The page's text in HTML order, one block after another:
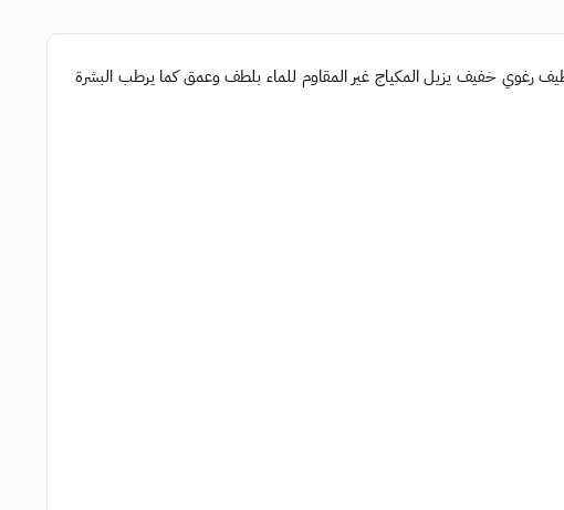
رغوي خفيف يزيل المكياج غير المقاوم للماء بلطف وعمق كما يرطب البشرة